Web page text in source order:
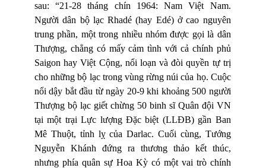
sau: “21-28 tháng chín 1964: Nam Việt Nam.
Người dân bộ lạc Rhadé (hay Edé) ở cao nguyên
trung phần, một trong nhiều nhóm được gọi là dân
Thượng, chẳng có mấy cảm tình với cả chính phủ
Saigon hay Việt Cộng, nổi loạn và đòi quyền tự trị
cho những bộ lạc trong vùng rừng núi của họ. Cuộc
nổi dậy bắt đầu từ ngày 20-9 khi khoảng 500 người
Thượng bộ lạc giết chừng 50 binh sĩ Quân đội VN
tại một trại Lực lượng Đặc biệt (LLĐB) gần Ban
Mê Thuột, tỉnh lỵ của Darlac. Cuối cùng, Tướng
Nguyễn Khánh đứng ra thương thảo kết thúc,
nhưng phía quân sự Hoa Kỳ có một vai trò chính